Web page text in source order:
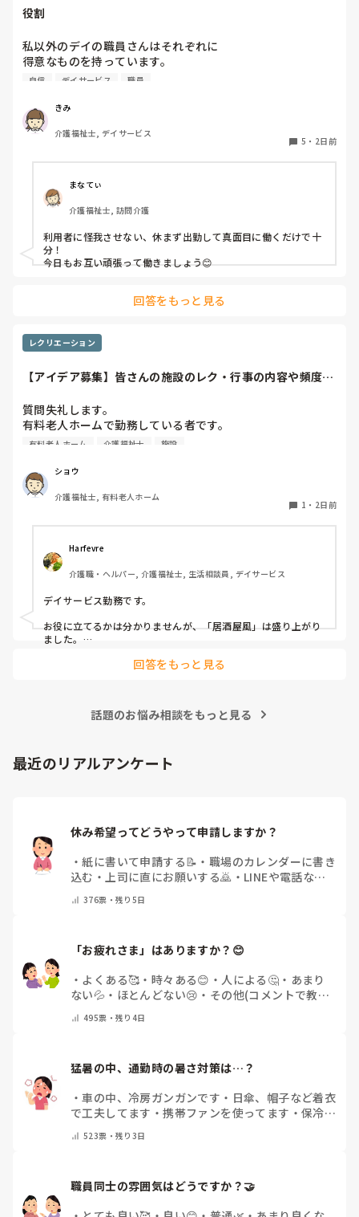
役割
私以外のデイの職員さんはそれぞれに
得意なものを持っています。
介助で言えば、要領よく動けたりと。
今の私を振り返ってみたら…何も持っていないことが虚しく
利用者からは「素直に話聞いてくれる」・「言いやすい・頼
みやすい」
って言われます。
職員から見ての私は？って考えたら答えられる自信がないで
す…
自信 デイサービス 職員
きみ
介護福祉士, デイサービス
5 ・ 2日前
まなてぃ
介護福祉士, 訪問介護
利用者に怪我させない、休まず出勤して真面目に働くだけで十
分！
今日もお互い頑張って働きましょう😊
回答をもっと見る
レクリエーション
【アイデア募集】皆さんの施設のレク・行事の内容や頻度を
質問失礼します。
有料老人ホームで勤務している者です。
のくらいの頻度で行っているのか参考にさせていただきたく
質問いたしました。
うちの施設では現在、以下のような取り組みを行っていま
毎月：「カフェ」と称して少し豪華なおやつとコーヒー・緑
茶等の提供、カレンダー作り
隔月： ランチのテイクアウトイベント
その他： 季節ごとの定期的な行事(運動会や七夕など)
きたなと感じており、新しく喜ばれるようなアイデアを探し
イベントをしている」「年〇回、こんな大型行事がある」
と嬉しいです。
有料老人ホーム 介護福祉士 施設
ショウ
介護福祉士, 有料老人ホーム
1 ・ 2日前
Harfevre
介護職・ヘルパー, 介護福祉士, 生活相談員, デイサービス
デイサービス勤務です。
お役に立てるかは分かりませんが、「居酒屋風」は盛り上がり
ました。
回答をもっと見る
話題のお悩み相談をもっと見る
最近のリアルアンケート
休み希望ってどうやって申請しますか？
・紙に書いて申請する📝 ・ 職場のカレンダーに書き
込む ・ 上司に直にお願いする🙇 ・ LINEや電話など
376票・残り5日
「お疲れさま」はありますか？😊
・ よくある🥰 ・ 時々ある😊 ・ 人による🤔 ・ あまり
ない💦 ・ ほとんどない😢 ・ その他(コメントで教え
495票・残り4日
猛暑の中、通勤時の暑さ対策は…？
・車の中、冷房ガンガンです ・ 日傘、帽子など着衣
で工夫してます ・携帯ファンを使ってます ・ 保冷剤
ん ・その他（コメントで教えて下さい）
523票・残り3日
職員同士の雰囲気はどうですか？🤝